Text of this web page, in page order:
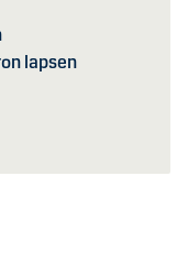
lapsen